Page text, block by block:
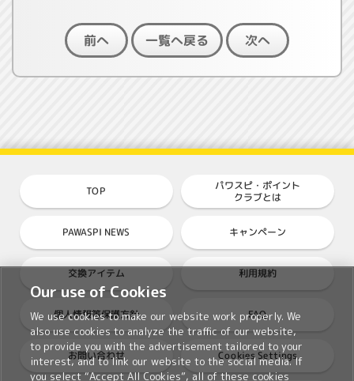
前へ 一覧へ戻る 次へ
TOP パワスピ・ポイント
クラブとは
PAWASPI NEWS キャンペーン
交換アイテム 利用規約
個人情報等保護方針 FAQ
お問い合わせ Cookies Settings
Our use of Cookies
We use cookies to make our website work properly. We
also use cookies to analyze the traffic of our website,
to provide you with the advertisement tailored to your
interest, and to link our website to the social media. If
you select “Accept All Cookies”, all of these cookies